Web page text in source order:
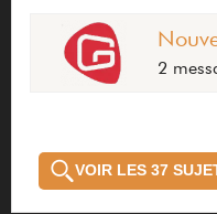
2
VOIR LES 37